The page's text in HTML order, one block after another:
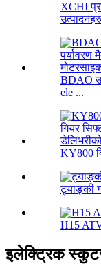
XCHI
BDAO
ele ...
KY800
ट्याङ्की
H15
इलेक्ट्रिक